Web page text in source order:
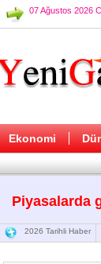
07 Ağustos 2026
Ekonomi
Piyasalarda
2026 Tarihli Haber